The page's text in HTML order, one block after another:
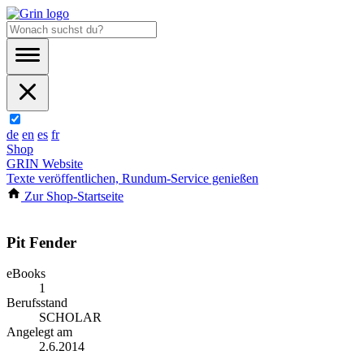
de en es fr
Shop
GRIN Website
Texte veröffentlichen, Rundum-Service genießen
Zur Shop-Startseite
Pit Fender
eBooks
1
Berufsstand
SCHOLAR
Angelegt am
2.6.2014